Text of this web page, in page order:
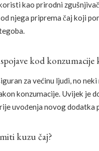
kao prirodni
njega priprema čaj koji
kod konzumacije
za većinu ljudi, no
konzumacije. Uvijek je
uvođenja novog dodatka
kuzu čaj?